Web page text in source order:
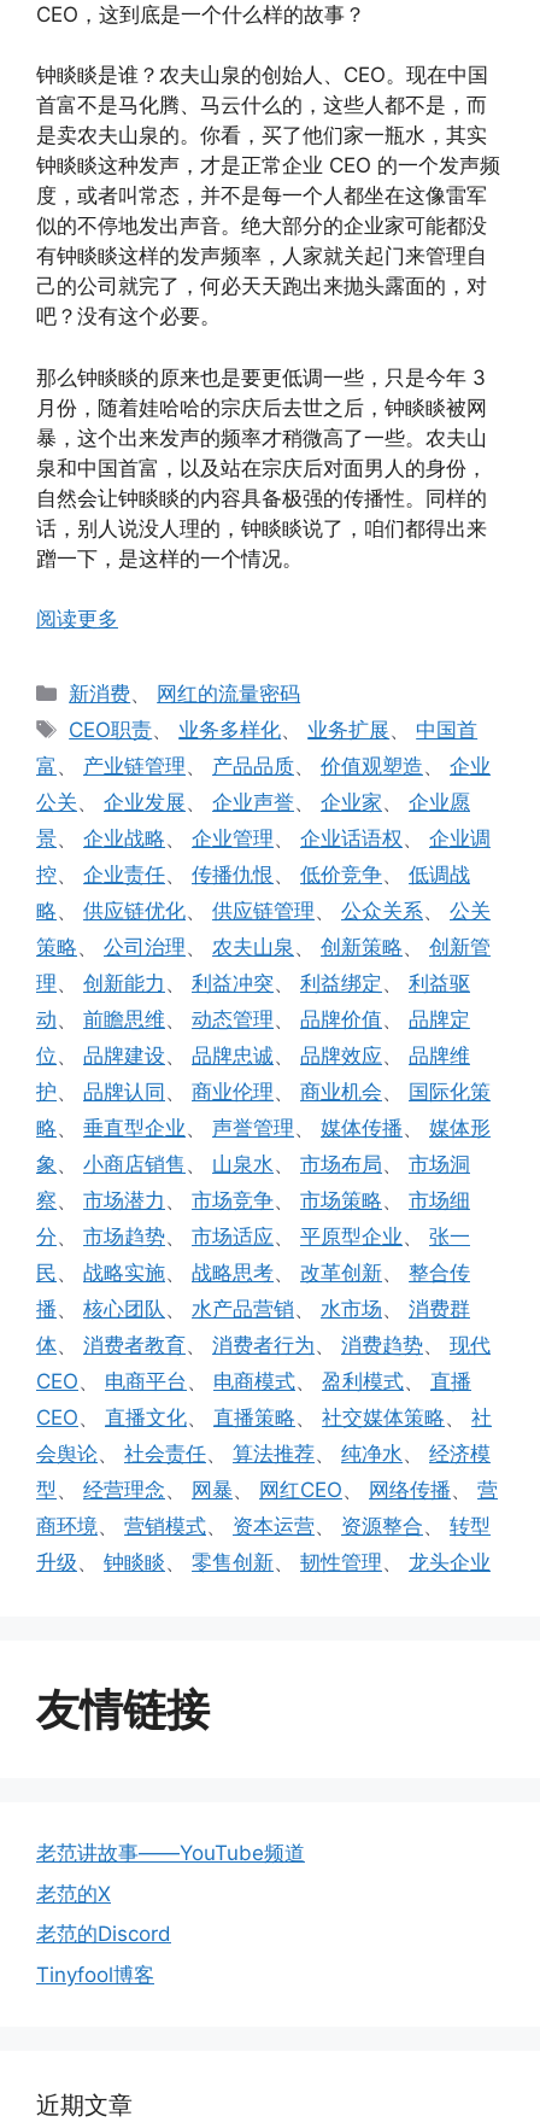
CEO，这到底是一个什么样的故事？
钟睒睒是谁？农夫山泉的创始人、CEO。现在中国
首富不是马化腾、马云什么的，这些人都不是，而
是卖农夫山泉的。你看，买了他们家一瓶水，其实
钟睒睒这种发声，才是正常企业 CEO 的一个发声频
度，或者叫常态，并不是每一个人都坐在这像雷军
似的不停地发出声音。绝大部分的企业家可能都没
有钟睒睒这样的发声频率，人家就关起门来管理自
己的公司就完了，何必天天跑出来抛头露面的，对
吧？没有这个必要。
那么钟睒睒的原来也是要更低调一些，只是今年 3
月份，随着娃哈哈的宗庆后去世之后，钟睒睒被网
暴，这个出来发声的频率才稍微高了一些。农夫山
泉和中国首富，以及站在宗庆后对面男人的身份，
自然会让钟睒睒的内容具备极强的传播性。同样的
话，别人说没人理的，钟睒睒说了，咱们都得出来
蹭一下，是这样的一个情况。
阅读更多
分
类
新消费、 网红的流量密码
标
签
CEO职责、 业务多样化、 业务扩展、 中国首
富 、 产业链管理、 产品品质、 价值观塑造、 企业
公关、 企业发展、 企业声誉、 企业家、 企业愿
景、 企业战略、 企业管理、 企业话语权 、 企业调
控、 企业责任、 传播仇恨 、 低价竞争、 低调战
略、 供应链优化、 供应链管理、 公众关系、 公关
策略、 公司治理、 农夫山泉 、 创新策略、 创新管
理、 创新能力 、 利益冲突、 利益绑定 、 利益驱
动、 前瞻思维、 动态管理、 品牌价值、 品牌定
位、 品牌建设、 品牌忠诚、 品牌效应、 品牌维
护、 品牌认同 、 商业伦理、 商业机会、 国际化策
略、 垂直型企业、 声誉管理、 媒体传播、 媒体形
象、 小商店销售 、 山泉水、 市场布局、 市场洞
察、 市场潜力 、 市场竞争、 市场策略、 市场细
分、 市场趋势、 市场适应、 平原型企业、 张一
民、 战略实施、 战略思考、 改革创新、 整合传
播、 核心团队 、 水产品营销、 水市场、 消费群
体、 消费者教育、 消费者行为、 消费趋势、 现代
CEO、 电商平台 、 电商模式、 盈利模式、 直播
CEO、 直播文化、 直播策略、 社交媒体策略、 社
会舆论、 社会责任、 算法推荐、 纯净水、 经济模
型、 经营理念、 网暴、 网红CEO、 网络传播、 营
商环境、 营销模式、 资本运营、 资源整合、 转型
升级、 钟睒睒、 零售创新、 韧性管理、 龙头企业
友情链接
老范讲故事——YouTube频道
老范的X
老范的Discord
Tinyfool博客
近期文章